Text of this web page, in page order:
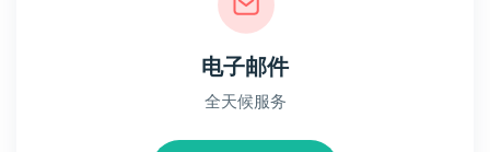
电子邮件
全天候服务